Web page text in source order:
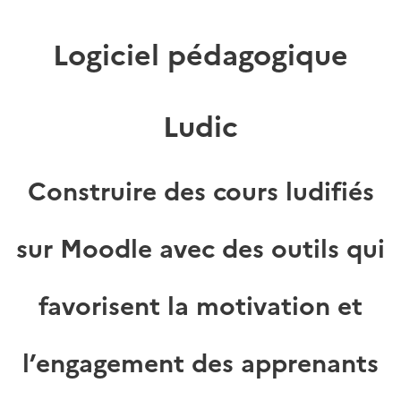
Logiciel pédagogique
Ludic
Construire des cours ludifiés
sur Moodle avec des outils qui
favorisent la motivation et
l’engagement des apprenants